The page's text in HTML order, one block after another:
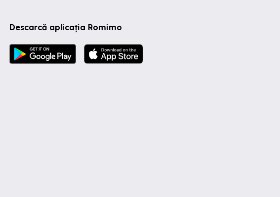
Descarcă aplicația Romimo